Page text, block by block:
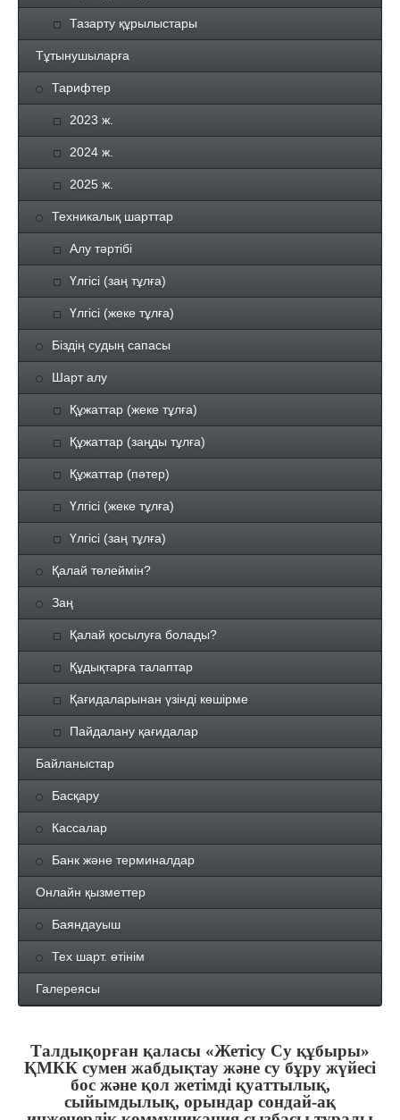
Тазарту құрылыстары
Тұтынушыларға
Тарифтер
2023 ж.
2024 ж.
2025 ж.
Техникалық шарттар
Алу тәртібі
Үлгісі (заң тұлға)
Үлгісі (жеке тұлға)
Біздің судың сапасы
Шарт алу
Құжаттар (жеке тұлға)
Құжаттар (заңды тұлға)
Құжаттар (пәтер)
Үлгісі (жеке тұлға)
Үлгісі (заң тұлға)
Қалай төлеймін?
Заң
Қалай қосылуға болады?
Құдықтарға талаптар
Қағидаларынан үзінді көшірме
Пайдалану қағидалар
Байланыстар
Басқару
Кассалар
Банк және терминалдар
Онлайн қызметтер
Баяндауыш
Тех шарт. өтінім
Галереясы
Талдықорған қаласы «Жетісу Су құбыры»
ҚМКК сумен жабдықтау және су бұру жүйесі
бос және қол жетімді қуаттылық,
сыйымдылық, орындар сондай-ақ